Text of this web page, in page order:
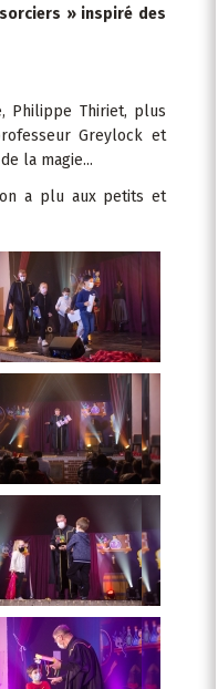
» inspiré des
Philippe Thiriet, plus
Greylock et
la magie...
a plu aux petits et